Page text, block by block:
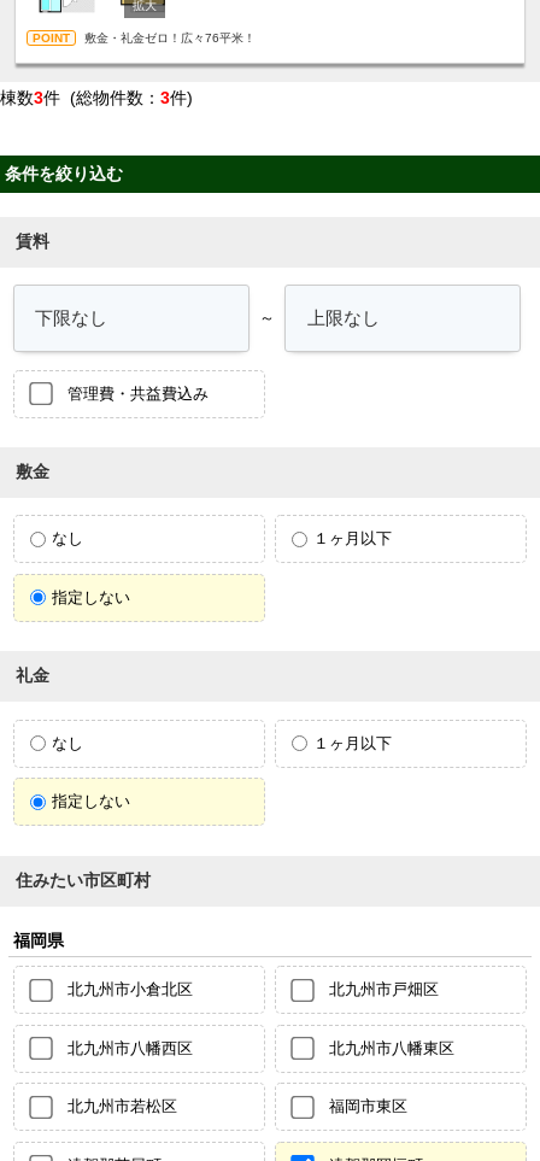
敷金・礼金ゼロ！広々76平米！
棟数3件 (総物件数： 3件)
条件を絞り込む
賃料
～
管理費・共益費込み
敷金
なし １ヶ月以下
指定しない
礼金
なし １ヶ月以下
指定しない
住みたい市区町村
福岡県
北九州市小倉北区 北九州市戸畑区
北九州市八幡西区 北九州市八幡東区
北九州市若松区 福岡市東区